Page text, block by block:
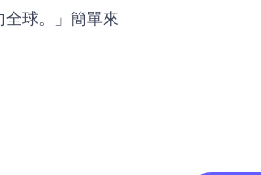
球。」簡單來